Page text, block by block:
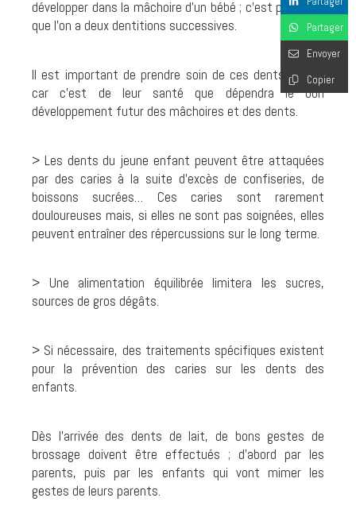
développer dans la mâchoire d’un bébé ; c’est pour cela
que l’on a deux dentitions successives.
Il est important de prendre soin de ces dents de lait
car c’est de leur santé que dépendra le bon
développement futur des mâchoires et des dents.
> Les dents du jeune enfant peuvent être attaquées
par des caries à la suite d’excès de confiseries, de
boissons sucrées… Ces caries sont rarement
douloureuses mais, si elles ne sont pas soignées, elles
peuvent entraîner des répercussions sur le long terme.
> Une alimentation équilibrée limitera les sucres,
sources de gros dégâts.
> Si nécessaire, des traitements spécifiques existent
pour la prévention des caries sur les dents des
enfants.
Dès l’arrivée des dents de lait, de bons gestes de
brossage doivent être effectués ; d’abord par les
parents, puis par les enfants qui vont mimer les
gestes de leurs parents.
Partager
Envoyer
Copier